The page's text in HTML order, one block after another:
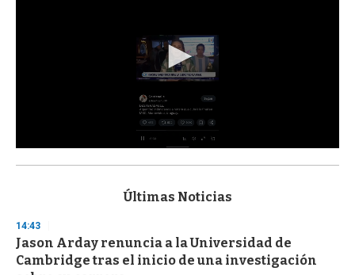
s
d
s
o
f
Últimas Noticias
14:43
Jason Arday renuncia a la Universidad de
Cambridge tras el inicio de una investigación